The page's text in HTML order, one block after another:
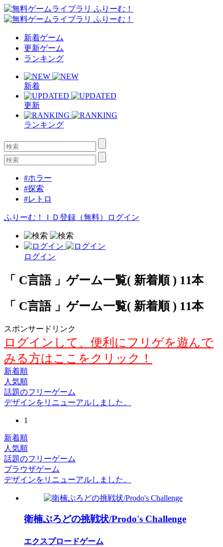
新着ゲーム
更新ゲーム
ランキング
新着
更新
ランキング
#ホラー
#探索
#レトロ
ふりーむ！ＩＤ登録（無料） ログイン
ログイン
「 C言語 」ゲーム一覧( 新着順 ) 11本
「 C言語 」ゲーム一覧( 新着順 ) 11本
スポンサードリンク
ログインして、便利にフリゲを遊んで
みる方はここをクリック！
新着順
人気順
話題のフリーゲーム
デザインをリニューアルしました。
1
新着順
人気順
話題のフリーゲーム
ブラウザゲーム
デザインをリニューアルしました。
衛楠ぷろどの挑戦状/Prodo's Challenge
エクスプロードゲーム